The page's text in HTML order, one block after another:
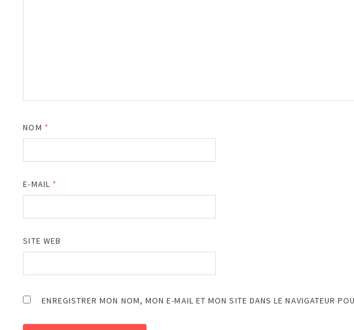
NOM *
E-MAIL *
SITE WEB
ENREGISTRER MON NOM, MON E-MAIL ET MON SITE DANS LE NAVIGATEUR